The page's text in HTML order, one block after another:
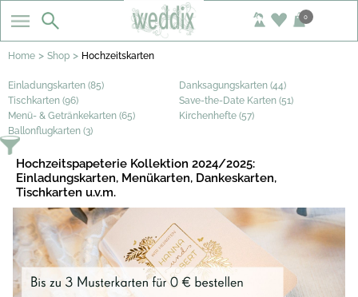
0
Home > Shop > Hochzeitskarten
Einladungskarten (85)
Danksagungskarten (44)
Tischkarten (96)
Save-the-Date Karten (51)
Menü- & Getränkekarten (65)
Kirchenhefte (57)
Ballonflugkarten (3)
Hochzeitspapeterie Kollektion 2024/2025:
Einladungskarten, Menükarten, Dankeskarten,
Tischkarten u.v.m.